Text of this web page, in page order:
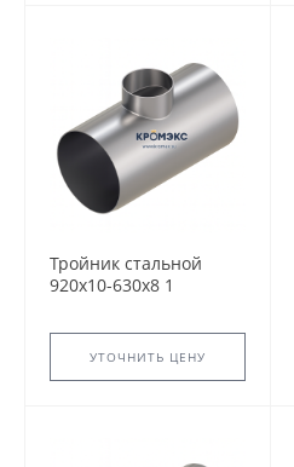
Тройник стальной
920x10-630х8 1
5.903-13 переходный
сварнойУТОЧНИТЬ ЦЕНУ